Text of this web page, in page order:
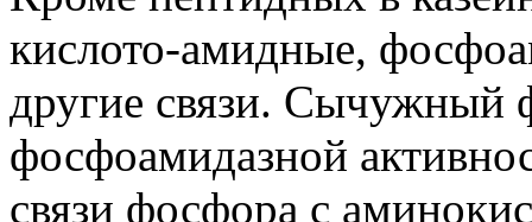
кислото-амидные,
другие связи. Сычужный
фосфоамидазной
связи фосфора с